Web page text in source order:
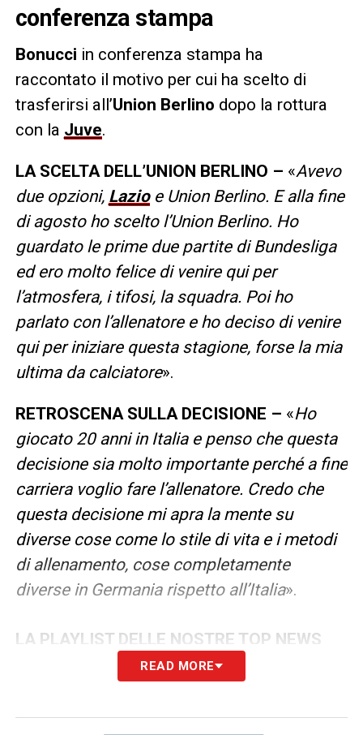
conferenza stampa
Bonucci in conferenza stampa ha
raccontato il motivo per cui ha scelto di
trasferirsi all’Union Berlino dopo la rottura
con la Juve.
LA SCELTA DELL’UNION BERLINO – «Avevo
due opzioni, Lazioe Union Berlino. E alla fine
di agosto ho scelto l’Union Berlino. Ho
guardato le prime due partite di Bundesliga
ed ero molto felice di venire qui per
l’atmosfera, i tifosi, la squadra. Poi ho
parlato con l’allenatore e ho deciso di venire
qui per iniziare questa stagione, forse la mia
ultima da calciatore».
RETROSCENA SULLA DECISIONE – «Ho
giocato 20 anni in Italia e penso che questa
decisione sia molto importante perché a fine
carriera voglio fare l’allenatore. Credo che
questa decisione mi apra la mente su
diverse cose come lo stile di vita e i metodi
di allenamento, cose completamente
diverse in Germania rispetto all’Italia».
LA PLAYLIST DELLE NOSTRE TOP NEWS
READ MORE